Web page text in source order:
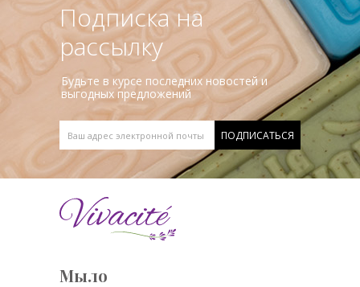
Подписка на
рассылку
Будьте в курсе последних новостей и
выгодных предложений
Мыло